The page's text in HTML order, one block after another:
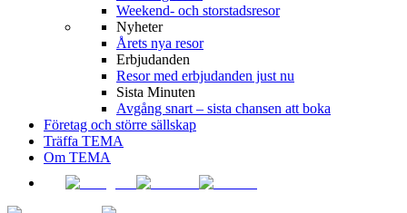
Weekend- och storstadsresor
Nyheter
Årets nya resor
Erbjudanden
Resor med erbjudanden just nu
Sista Minuten
Avgång snart – sista chansen att boka
Företag och större sällskap
Träffa TEMA
Om TEMA